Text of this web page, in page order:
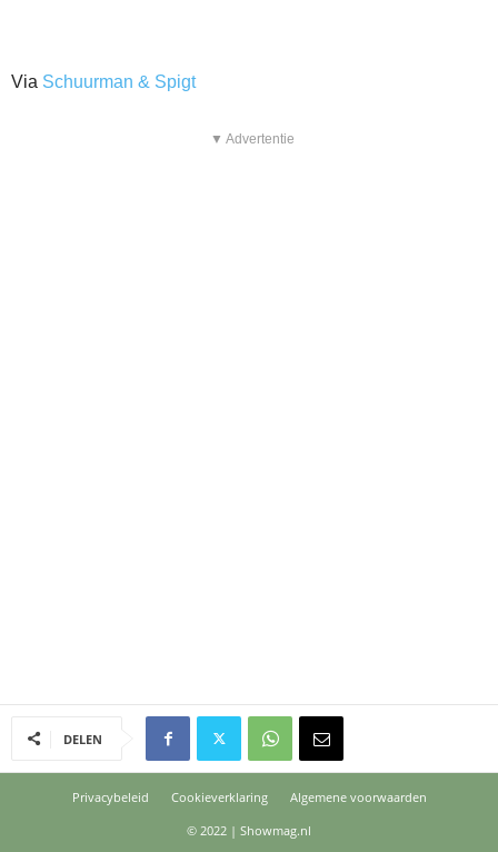
Via Schuurman & Spigt
▼ Advertentie
DELEN
Privacybeleid Cookieverklaring
Algemene voorwaarden
© 2022 | Showmag.nl